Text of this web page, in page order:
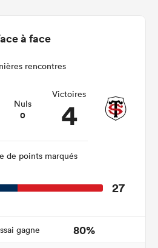
à face
rencontres
Nuls
0
Victoires
4
de points marqués
27
gagne 80%